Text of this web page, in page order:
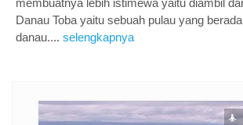
Danau Toba yaitu sebuah pulau yang
danau.... selengkapnya